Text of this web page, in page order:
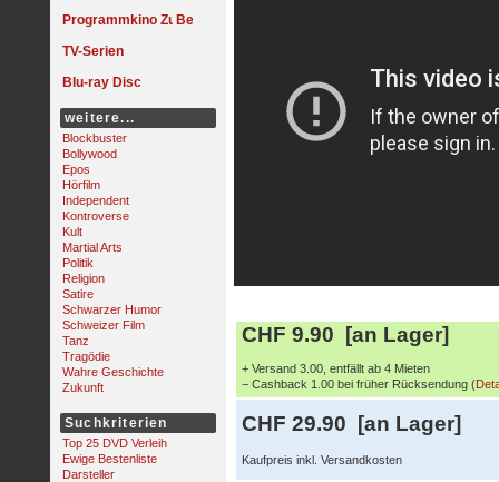
Programmkino
TV-Serien
Blu-ray Disc
weitere...
Blockbuster
Bollywood
Epos
Hörfilm
Independent
Kontroverse
Kult
Martial Arts
Politik
Religion
Satire
Schwarzer Humor
Schweizer Film
Tanz
Tragödie
Wahre Geschichte
Zukunft
Suchkriterien
Top 25 DVD Verleih
Ewige Bestenliste
Darsteller
CHF 9.90 [an Lager]
+ Versand 3.00, entfällt ab 4 Mieten
− Cashback 1.00 bei früher Rücksendung (
CHF 29.90 [an Lager]
Kaufpreis inkl. Versandkosten